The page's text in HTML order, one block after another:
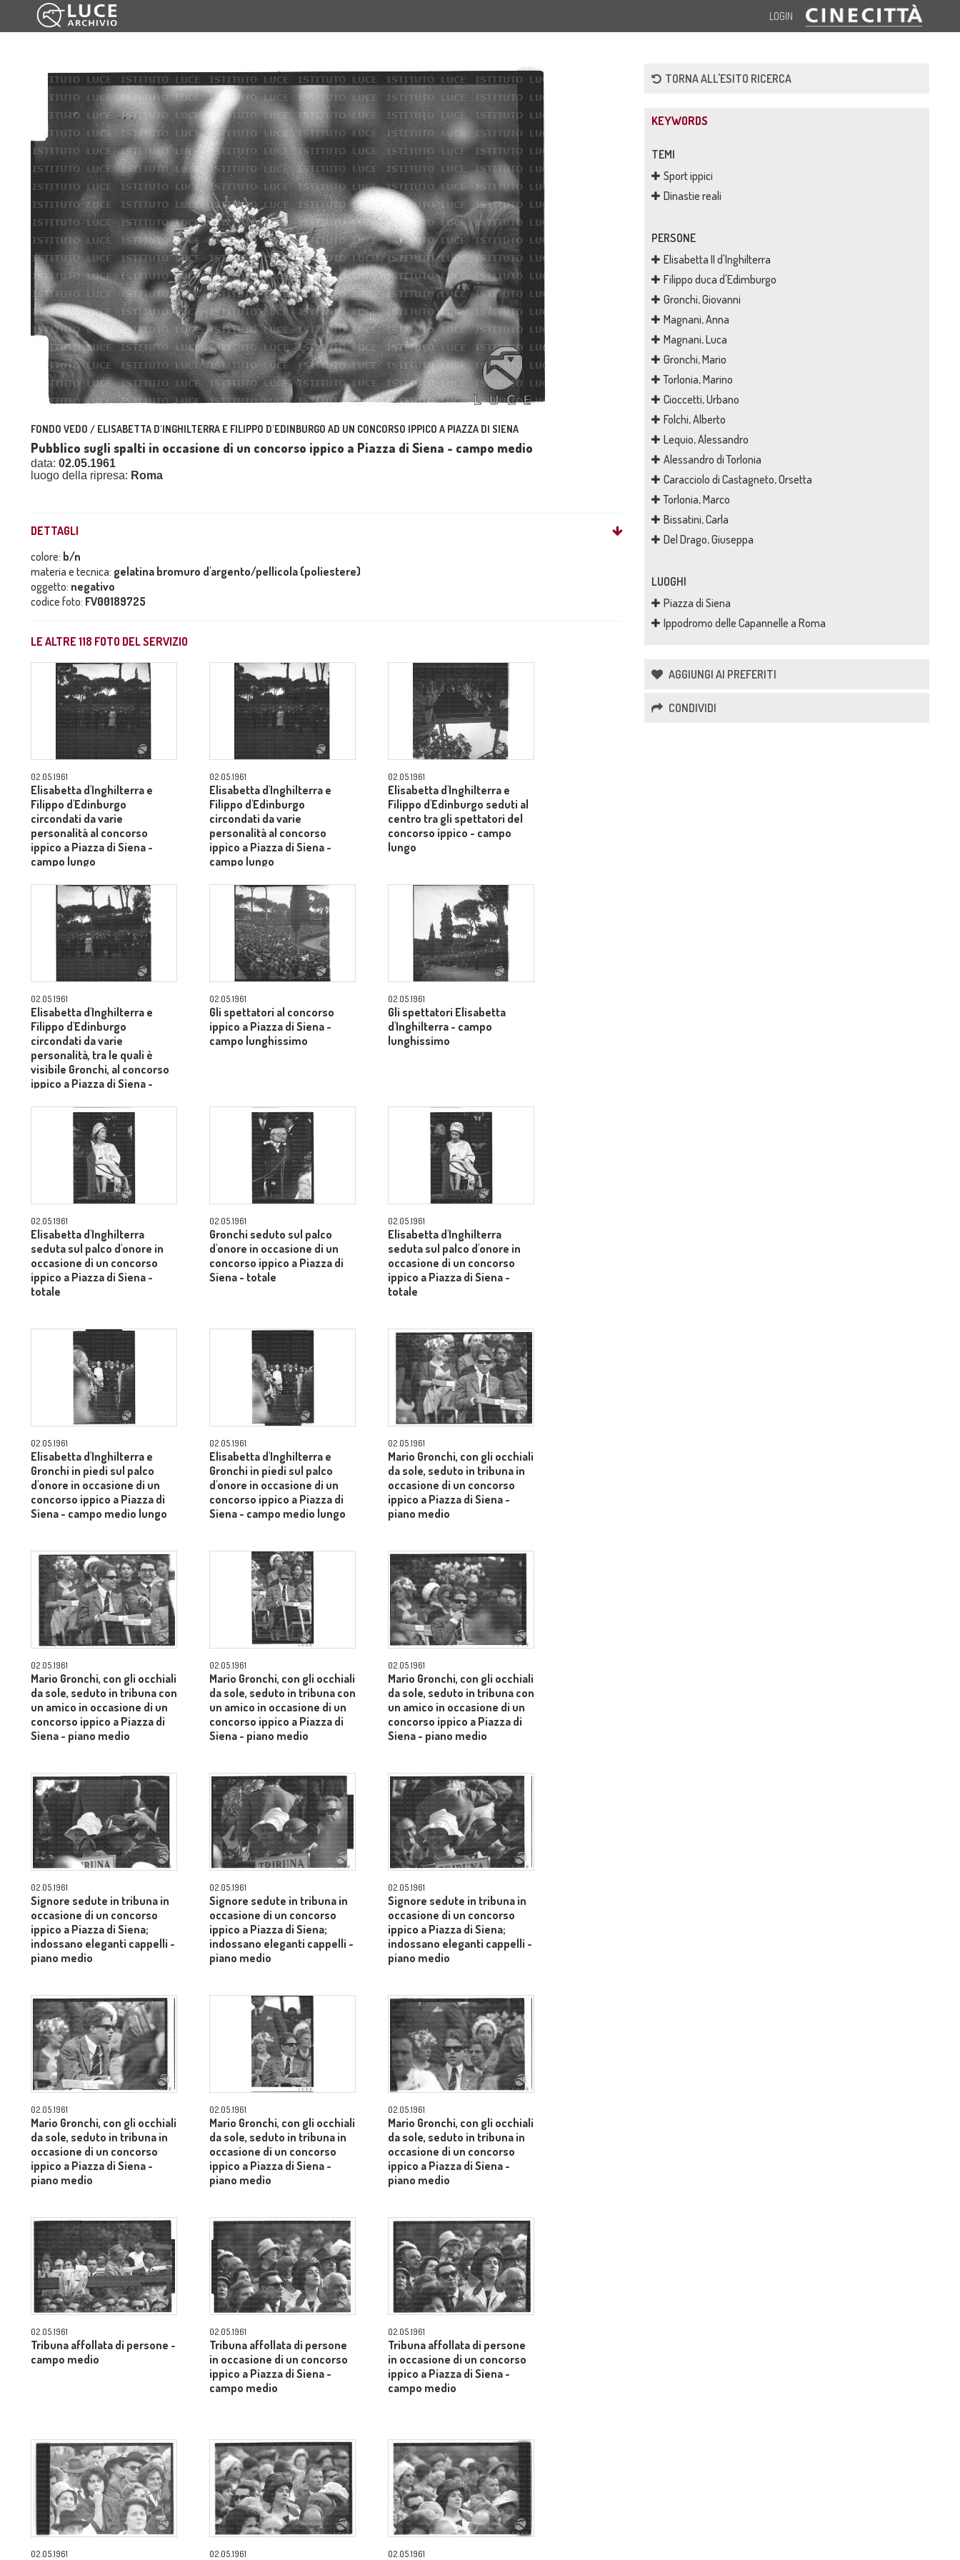
LOGIN
FONDO VEDO / ELISABETTA D'INGHILTERRA E FILIPPO D'EDINBURGO AD UN CONCORSO IPPICO A PIAZZA DI SIENA
Pubblico sugli spalti in occasione di un concorso ippico a Piazza di Siena - campo medio
data: 02.05.1961
luogo della ripresa: Roma
DETTAGLI
colore: b/n
materia e tecnica: gelatina bromuro d'argento/pellicola (poliestere)
oggetto: negativo
codice foto: FV00189725
LE ALTRE118 FOTO DEL SERVIZIO
02.05.1961
Elisabetta d'Inghilterra e
Filippo d'Edinburgo
circondati da varie
personalità al concorso
ippico a Piazza di Siena -
campo lungo
02.05.1961
Elisabetta d'Inghilterra e
Filippo d'Edinburgo
circondati da varie
personalità al concorso
ippico a Piazza di Siena -
campo lungo
02.05.1961
Elisabetta d'Inghilterra e
Filippo d'Edinburgo seduti al
centro tra gli spettatori del
concorso ippico - campo
lungo
02.05.1961
Elisabetta d'Inghilterra e
Filippo d'Edinburgo
circondati da varie
personalità, tra le quali è
visibile Gronchi, al concorso
ippico a Piazza di Siena -
02.05.1961
Gli spettatori al concorso
ippico a Piazza di Siena -
campo lunghissimo
02.05.1961
Gli spettatori Elisabetta
d'Inghilterra - campo
lunghissimo
02.05.1961
Elisabetta d'Inghilterra
seduta sul palco d'onore in
occasione di un concorso
ippico a Piazza di Siena -
totale
02.05.1961
Gronchi seduto sul palco
d'onore in occasione di un
concorso ippico a Piazza di
Siena - totale
02.05.1961
Elisabetta d'Inghilterra
seduta sul palco d'onore in
occasione di un concorso
ippico a Piazza di Siena -
totale
02.05.1961
Elisabetta d'Inghilterra e
Gronchi in piedi sul palco
d'onore in occasione di un
concorso ippico a Piazza di
Siena - campo medio lungo
02.05.1961
Elisabetta d'Inghilterra e
Gronchi in piedi sul palco
d'onore in occasione di un
concorso ippico a Piazza di
Siena - campo medio lungo
02.05.1961
Mario Gronchi, con gli occhiali
da sole, seduto in tribuna in
occasione di un concorso
ippico a Piazza di Siena -
piano medio
02.05.1961
Mario Gronchi, con gli occhiali
da sole, seduto in tribuna con
un amico in occasione di un
concorso ippico a Piazza di
Siena - piano medio
02.05.1961
Mario Gronchi, con gli occhiali
da sole, seduto in tribuna con
un amico in occasione di un
concorso ippico a Piazza di
Siena - piano medio
02.05.1961
Mario Gronchi, con gli occhiali
da sole, seduto in tribuna con
un amico in occasione di un
concorso ippico a Piazza di
Siena - piano medio
02.05.1961
Signore sedute in tribuna in
occasione di un concorso
ippico a Piazza di Siena;
indossano eleganti cappelli -
piano medio
02.05.1961
Signore sedute in tribuna in
occasione di un concorso
ippico a Piazza di Siena;
indossano eleganti cappelli -
piano medio
02.05.1961
Signore sedute in tribuna in
occasione di un concorso
ippico a Piazza di Siena;
indossano eleganti cappelli -
piano medio
02.05.1961
Mario Gronchi, con gli occhiali
da sole, seduto in tribuna in
occasione di un concorso
ippico a Piazza di Siena -
piano medio
02.05.1961
Mario Gronchi, con gli occhiali
da sole, seduto in tribuna in
occasione di un concorso
ippico a Piazza di Siena -
piano medio
02.05.1961
Mario Gronchi, con gli occhiali
da sole, seduto in tribuna in
occasione di un concorso
ippico a Piazza di Siena -
piano medio
02.05.1961
Tribuna affollata di persone -
campo medio
02.05.1961
Tribuna affollata di persone
in occasione di un concorso
ippico a Piazza di Siena -
campo medio
02.05.1961
Tribuna affollata di persone
in occasione di un concorso
ippico a Piazza di Siena -
campo medio
02.05.1961 02.05.1961 02.05.1961
TORNA ALL'ESITO RICERCA
KEYWORDS
TEMI
Sport ippici
Dinastie reali
PERSONE
Elisabetta II d'Inghilterra
Filippo duca d'Edimburgo
Gronchi, Giovanni
Magnani, Anna
Magnani, Luca
Gronchi, Mario
Torlonia, Marino
Cioccetti, Urbano
Folchi, Alberto
Lequio, Alessandro
Alessandro di Torlonia
Caracciolo di Castagneto, Orsetta
Torlonia, Marco
Bissatini, Carla
Del Drago, Giuseppa
LUOGHI
Piazza di Siena
Ippodromo delle Capannelle a Roma
AGGIUNGI AI PREFERITI
CONDIVIDI